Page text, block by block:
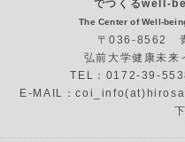
でつくるwell-
The Center of Well-
〒036-8562 青
弘前大学健康未来
TEL：0172-39-
E-MAIL：